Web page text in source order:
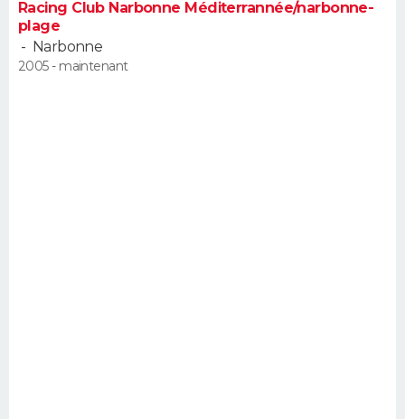
Racing Club Narbonne Méditerrannée/narbonne-
plage
- Narbonne
2005 - maintenant